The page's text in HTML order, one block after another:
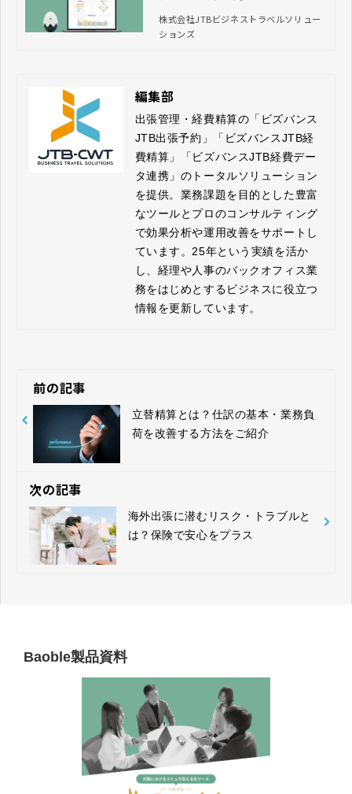
株式会社JTBビジネストラベルソリュー
ションズ
編集部
出張管理・経費精算の「ビズバンス
JTB出張予約」「ビズバンスJTB経
費精算」「ビズバンスJTB経費デー
タ連携」のトータルソリューション
を提供。業務課題を目的とした豊富
なツールとプロのコンサルティング
で効果分析や運用改善をサポートし
ています。25年という実績を活か
し、経理や人事のバックオフィス業
務をはじめとするビジネスに役立つ
情報を更新しています。
前の記事
立替精算とは？仕訳の基本・業務負
荷を改善する方法をご紹介
次の記事
海外出張に潜むリスク・トラブルと
は？保険で安心をプラス
Baoble製品資料